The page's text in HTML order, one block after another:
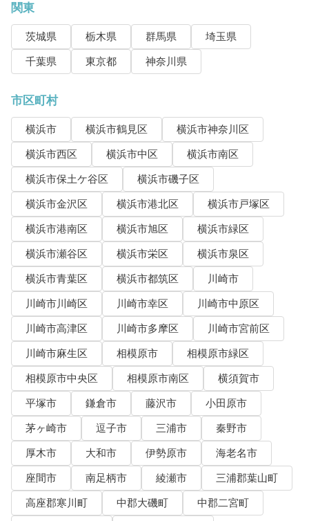
関東
茨城県 栃木県 群馬県
埼玉県
千葉県
東京都 神奈川県
市区町村
横浜市 横浜市鶴見区
横浜市神奈川区
横浜市西区
横浜市中区
横浜市南区
横浜市保土ケ谷区
横浜市磯子区
横浜市金沢区
横浜市港北区
横浜市戸塚区
横浜市港南区
横浜市旭区
横浜市緑区
横浜市瀬谷区
横浜市栄区
横浜市泉区
横浜市青葉区
横浜市都筑区
川崎市
川崎市川崎区
川崎市幸区
川崎市中原区
川崎市高津区
川崎市多摩区
川崎市宮前区
川崎市麻生区
相模原市
相模原市緑区
相模原市中央区
相模原市南区
横須賀市
平塚市
鎌倉市 藤沢市
小田原市
茅ヶ崎市
逗子市 三浦市
秦野市
厚木市
大和市 伊勢原市
海老名市
座間市
南足柄市 綾瀬市
三浦郡葉山町
高座郡寒川町
中郡大磯町
中郡二宮町